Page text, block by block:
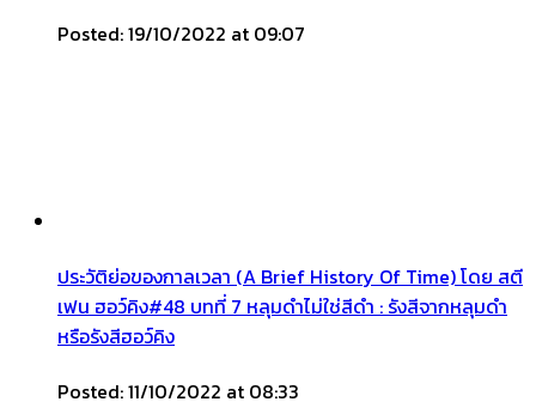
Posted: 19/10/2022 at 09:07
ประวัติย่อของกาลเวลา (A Brief History Of Time) โดย สตี
เฟน ฮอว์คิง#48 บทที่ 7 หลุมดำไม่ใช่สีดำ : รังสีจากหลุมดำ
หรือรังสีฮอว์คิง
Posted: 11/10/2022 at 08:33